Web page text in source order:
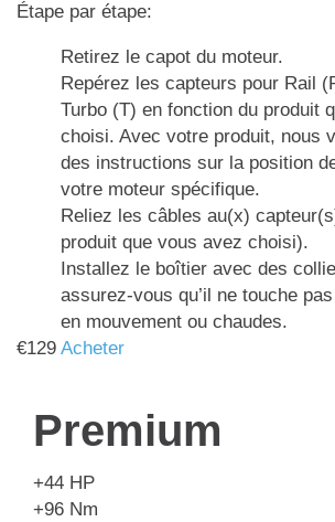
Étape par étape:
Retirez le capot du moteur.
Repérez les capteurs pour Rail
Turbo (T) en fonction du produit
choisi. Avec votre produit, nous
des instructions sur la position
votre moteur spécifique.
Reliez les câbles au(x)
produit que vous avez choisi).
Installez le boîtier avec des
assurez-vous qu’il ne touche pas
en mouvement ou chaudes.
€129 Acheter
Premium
+44 HP
+96 Nm